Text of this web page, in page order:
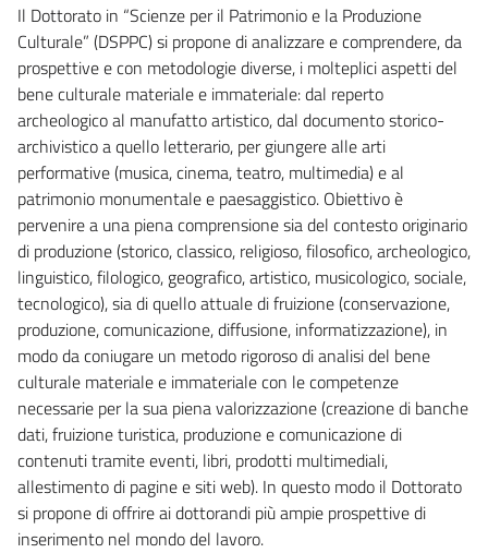
Il Dottorato in “Scienze per il Patrimonio e la Produzione
Culturale” (DSPPC) si propone di analizzare e comprendere, da
prospettive e con metodologie diverse, i molteplici aspetti del
bene culturale materiale e immateriale: dal reperto
archeologico al manufatto artistico, dal documento storico-
archivistico a quello letterario, per giungere alle arti
performative (musica, cinema, teatro, multimedia) e al
patrimonio monumentale e paesaggistico. Obiettivo è
pervenire a una piena comprensione sia del contesto originario
di produzione (storico, classico, religioso, filosofico, archeologico,
linguistico, filologico, geografico, artistico, musicologico, sociale,
tecnologico), sia di quello attuale di fruizione (conservazione,
produzione, comunicazione, diffusione, informatizzazione), in
modo da coniugare un metodo rigoroso di analisi del bene
culturale materiale e immateriale con le competenze
necessarie per la sua piena valorizzazione (creazione di banche
dati, fruizione turistica, produzione e comunicazione di
contenuti tramite eventi, libri, prodotti multimediali,
allestimento di pagine e siti web). In questo modo il Dottorato
si propone di offrire ai dottorandi più ampie prospettive di
inserimento nel mondo del lavoro.